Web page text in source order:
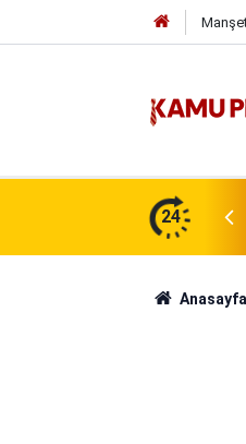
24
Gündemde! Bakan Çiftçi
Anasayfa